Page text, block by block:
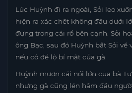
Lúc Huỳnh đi ra ngoài, Sỏi leo
hiện ra xác chết không đầu dưới
đựng trong cái rổ bên cạnh. Sỏi
ông Bạc, sau đó Huỳnh bắt Sỏi về
nếu cô để lộ bí mật của gã.
Huỳnh mượn cái nồi lớn của bà
nhưng gã cũng lén hầm đầu